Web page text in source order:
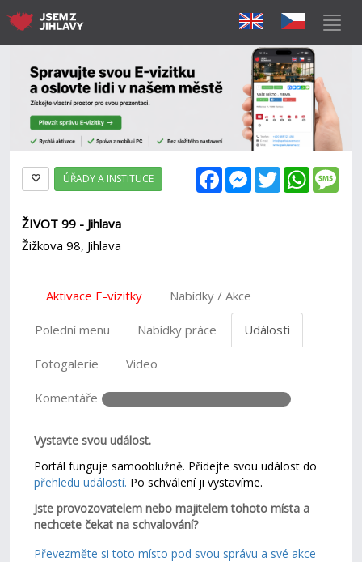
FacebookMessenger
Twitter
ÚŘADY A INSTITUCE
ŽIVOT 99 - Jihlava
Žižkova 98, Jihlava
Aktivace E-vizitky Nabídky / Akce
Polední menu Nabídky práce Události
Fotogalerie Video
Komentáře
Vystavte svou událost.
Portál funguje samooblužně. Přidejte svou událost do
přehledu událostí. Po schválení ji vystavíme.
Jste provozovatelem nebo majitelem tohoto místa a
nechcete čekat na schvalování?
Převezměte si toto místo pod svou správu a své akce